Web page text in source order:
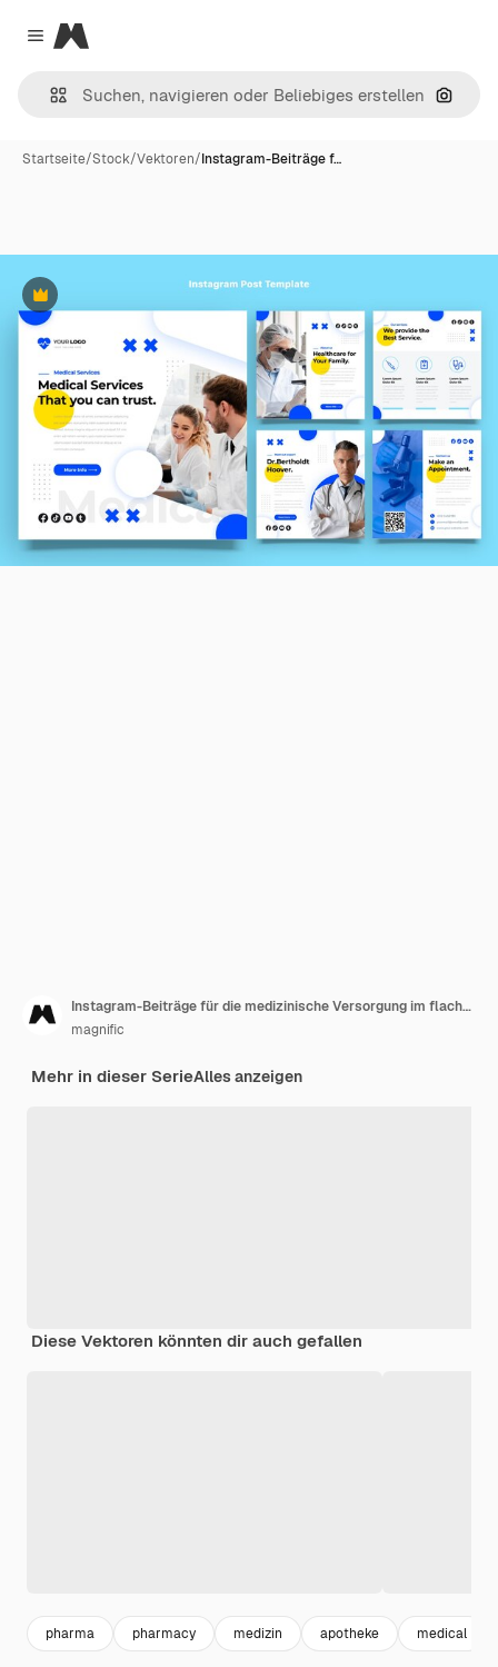
Close menu
Magnific
Nach
Startseite/Stock/Vektoren/Instagram-Beiträge f…
Premium
Instagram-Beiträge für die medizinische Versorgung im flachen Design
magnific
Mehr in dieser SerieAlles anzeigen
Diese Vektoren könnten dir auch gefallen
pharma pharmacy medizin apotheke medical